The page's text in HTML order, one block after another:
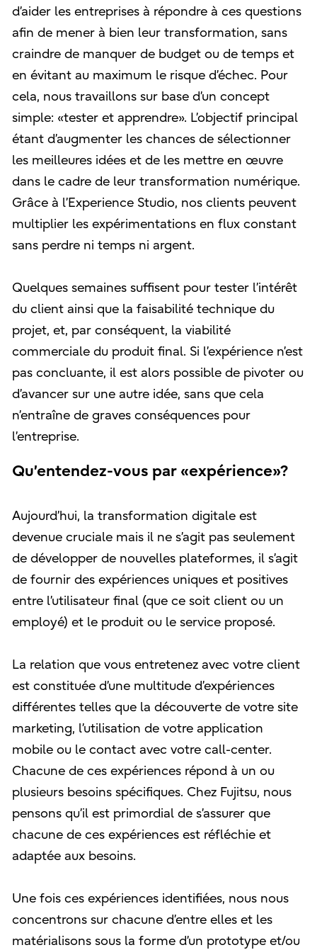
d’aider les entreprises à répondre à ces questions
afin de mener à bien leur transformation, sans
craindre de manquer de budget ou de temps et
en évitant au maximum le risque d’échec. Pour
cela, nous travaillons sur base d’un concept
simple: «tester et apprendre». L’objectif principal
étant d’augmenter les chances de sélectionner
les meilleures idées et de les mettre en œuvre
dans le cadre de leur transformation numérique.
Grâce à l’Experience Studio, nos clients peuvent
multiplier les expérimentations en flux constant
sans perdre ni temps ni argent.
Quelques semaines suffisent pour tester l’intérêt
du client ainsi que la faisabilité technique du
projet, et, par conséquent, la viabilité
commerciale du produit final. Si l’expérience n’est
pas concluante, il est alors possible de pivoter ou
d’avancer sur une autre idée, sans que cela
n’entraîne de graves conséquences pour
l’entreprise.
Qu’entendez-vous par «expérience»?
Aujourd’hui, la transformation digitale est
devenue cruciale mais il ne s’agit pas seulement
de développer de nouvelles plateformes, il s’agit
de fournir des expériences uniques et positives
entre l’utilisateur final (que ce soit client ou un
employé) et le produit ou le service proposé.
La relation que vous entretenez avec votre client
est constituée d’une multitude d’expériences
différentes telles que la découverte de votre site
marketing, l’utilisation de votre application
mobile ou le contact avec votre call-center.
Chacune de ces expériences répond à un ou
plusieurs besoins spécifiques. Chez Fujitsu, nous
pensons qu’il est primordial de s’assurer que
chacune de ces expériences est réfléchie et
adaptée aux besoins.
Une fois ces expériences identifiées, nous nous
concentrons sur chacune d’entre elles et les
matérialisons sous la forme d’un prototype et/ou